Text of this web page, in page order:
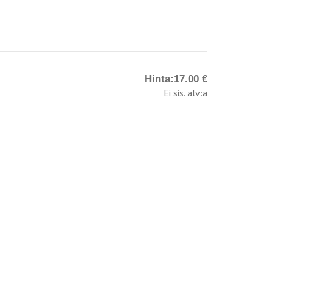
Hinta:17.00 €
Ei sis. alv:a